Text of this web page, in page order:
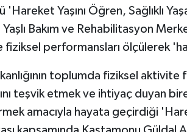
Yaşını Öğren, Sağlıklı
Bakım ve Rehabilitasyon
fiziksel performansları ölçülerek
toplumda fiziksel aktivite
teşvik etmek ve ihtiyaç duyan
amacıyla hayata geçirdiği